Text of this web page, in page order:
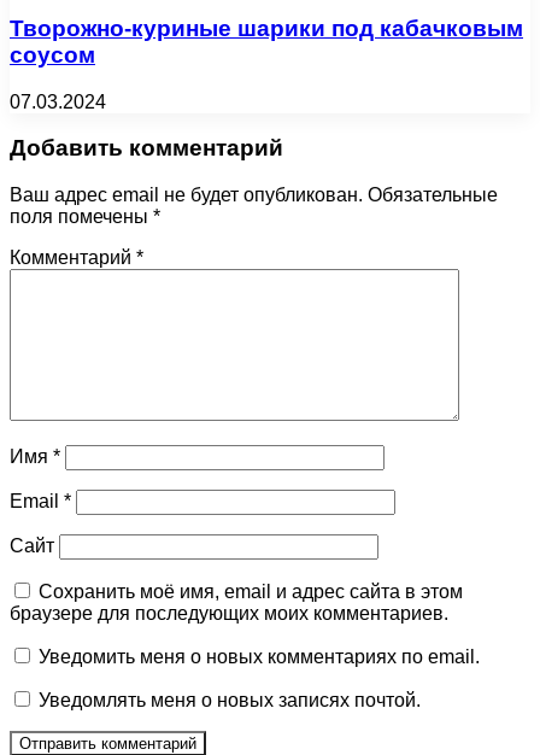
Творожно-куриные шарики под кабачковым
соусом
07.03.2024
Добавить комментарий
Ваш адрес email не будет опубликован. Обязательные
поля помечены *
Комментарий *
Имя *
Email *
Сайт
Сохранить моё имя, email и адрес сайта в этом
браузере для последующих моих комментариев.
Уведомить меня о новых комментариях по email.
Уведомлять меня о новых записях почтой.